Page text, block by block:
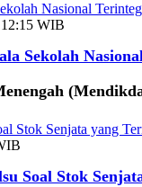
WIB
Sekolah
Soal Stok